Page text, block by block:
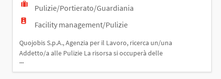
lavoro
il
CV
Login
Lingua
Pulizie/Portierato/Guardiania
Facility management/Pulizie
Quojobis S.p.A., Agenzia per il Lavoro, ricerca un/una
Addetto/a alle Pulizie La risorsa si occuperà delle
attività di pulizia e sanificazione degli ambienti civili.
Orario di lavoro: - da lun a ven - 2 ore al giorno
...